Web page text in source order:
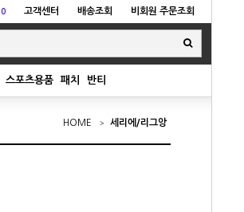
0 고객센터 배송조회 비회원 주문조회
스포츠용품 패치 반티
HOME 세리에/리그앙